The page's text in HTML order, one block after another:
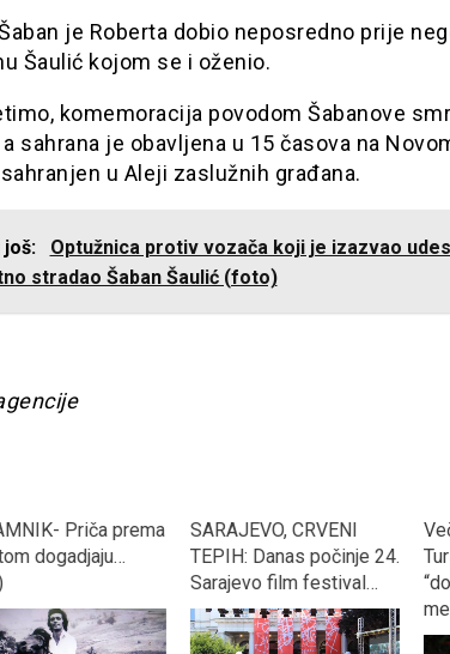
je Roberta dobio neposredno prije
Šaulić kojom se i oženio.
komemoracija povodom Šabanove
a sahrana je obavljena u 15 časova na
u Aleji zaslužnih građana.
još:
Optužnica protiv vozača koji je izazvao
stradao Šaban Šaulić (foto)
Priča prema
dogadjaju…
SARAJEVO, CRVENI
TEPIH: Danas počinje 24.
Sarajevo film festival…